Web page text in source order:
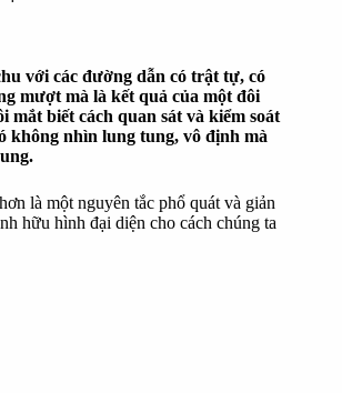
với các đường dẫn có trật tự, có
mượt mà là kết quả của một đôi
mắt biết cách quan sát và kiểm soát
không nhìn lung tung, vô định mà
là một nguyên tắc phổ quát và giản
hữu hình đại diện cho cách chúng ta